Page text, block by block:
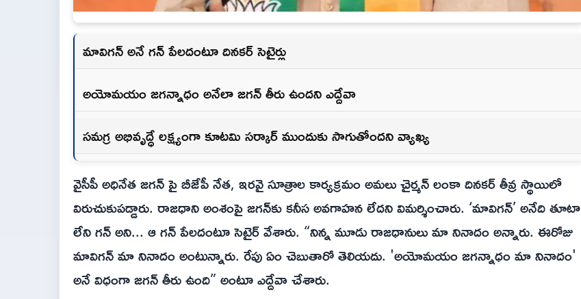
మావిగన్ అనే గన్ పేలదంటూ దినకర్ సెటైర్లు
అయోమయం జగన్నాధం అనేలా జగన్ తీరు ఉందని ఎద్దేవా
సమగ్ర అభివృద్ధే లక్ష్యంగా కూటమి సర్కార్ ముందుకు సాగుతోందని వ్యాఖ్య
వైసీపీ అధినేత జగన్ పై బీజేపీ నేత, ఇరవై సూత్రాల కార్యక్రమం అమలు చైర్మన్ లంకా దినకర్ తీవ్ర స్థాయిలో
విరుచుకుపడ్డారు. రాజధాని అంశంపై జగన్‌కు కనీస అవగాహన లేదని విమర్శించారు. ‘మావిగన్’ అనేది తూటా
లేని గన్‌ అని... ఆ గన్ పేలదంటూ సెటైర్ వేశారు. “నిన్న మూడు రాజధానులు మా నినాదం అన్నారు. ఈరోజు
మావిగన్ మా నినాదం అంటున్నారు. రేపు ఏం చెబుతారో తెలియదు. 'అయోమయం జగన్నాధం మా నినాదం'
అనే విధంగా జగన్ తీరు ఉంది” అంటూ ఎద్దేవా చేశారు.